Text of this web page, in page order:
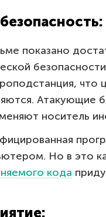
показано
что
Атакующие
носитель
Но в это
кода